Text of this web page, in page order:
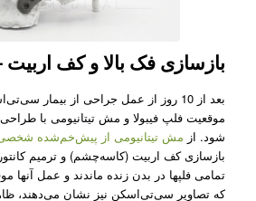
بازسازی فک بالا و کف
بعد از 10 روز از عمل­ جراحی از بیمار
موقعیت فلپ فیبولا و مش تیتانیومی با
شود. از مش تیتانیومی از پیش‌­خم­‌شده
بازسازی کف اربیت (کاسه­‌چشم) و ترمیم
تمامی فلپ­ها در بدن زنده ماندند و عمل آنها
که تصاویر سی­‌تی­‌اسکن نیز نشان می­‌دهند،